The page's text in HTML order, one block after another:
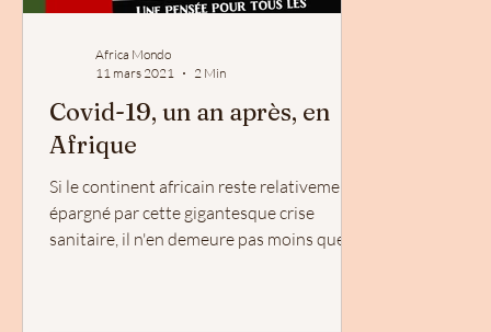
Africa Mondo
11 mars 2021
2 Min
Covid-19, un an après, en
Afrique
Si le continent africain reste relativement
épargné par cette gigantesque crise
sanitaire, il n'en demeure pas moins que la